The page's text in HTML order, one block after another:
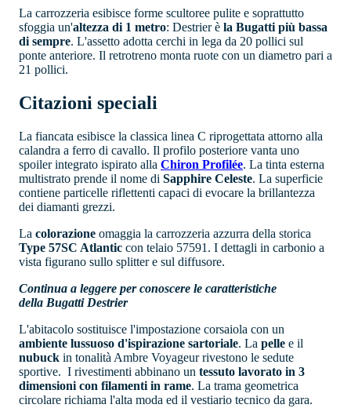
La carrozzeria esibisce forme scultoree pulite e soprattutto
sfoggia un'altezza di 1 metro: Destrier è la Bugatti più bassa
di sempre. L'assetto adotta cerchi in lega da 20 pollici sul
ponte anteriore. Il retrotreno monta ruote con un diametro pari a
21 pollici.
Citazioni speciali
La fiancata esibisce la classica linea C riprogettata attorno alla
calandra a ferro di cavallo. Il profilo posteriore vanta uno
spoiler integrato ispirato alla Chiron Profilée. La tinta esterna
multistrato prende il nome di Sapphire Celeste. La superficie
contiene particelle riflettenti capaci di evocare la brillantezza
dei diamanti grezzi.
La colorazione omaggia la carrozzeria azzurra della storica
Type 57SC Atlantic con telaio 57591. I dettagli in carbonio a
vista figurano sullo splitter e sul diffusore.
Continua a leggere per conoscere le caratteristiche
della Bugatti Destrier
L'abitacolo sostituisce l'impostazione corsaiola con un
ambiente lussuoso d'ispirazione sartoriale. La pelle e il
nubuck in tonalità Ambre Voyageur rivestono le sedute
sportive. I rivestimenti abbinano un tessuto lavorato in 3
dimensioni con filamenti in rame. La trama geometrica
circolare richiama l'alta moda ed il vestiario tecnico da gara.